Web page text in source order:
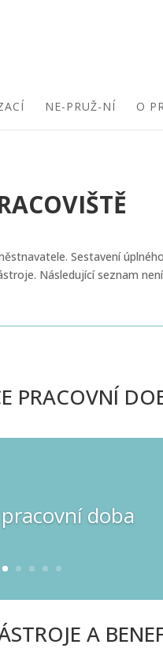
NE-PRUŽ-NÍ O
Sestavení
Následující seznam není
PRACOVNÍ
doba
A